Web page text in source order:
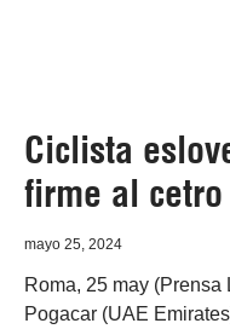
Ciclista
firme al
mayo 25, 2024
Roma, 25 may
Pogacar (UAE